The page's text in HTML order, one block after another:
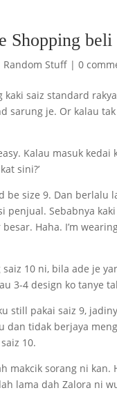
Shopping beli
Random Stuff | 0
kaki saiz standard
sarung je. Or kalau
Kalau masuk
sini?’
be size 9. Dan
penjual. Sebabnya
Haha. I’m
10 ni, bila ade je
3-4 design ko tanye
still pakai saiz 9,
dan tidak berjaya
10.
makcik sorang ni
lama dah Zalora ni